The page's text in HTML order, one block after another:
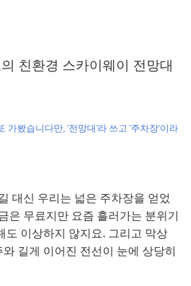
친환경 스카이웨이 전망대
가봤습니다만, '전망대'라 쓰고 '주차장'이라
대신 우리는 넓은 주차장을 얻었
은 무료지만 요즘 흘러가는 분위기
도 이상하지 않지요. 그리고 막상
길게 이어진 전선이 눈에 상당히